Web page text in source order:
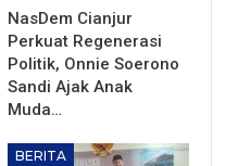
NasDem Cianjur
Perkuat Regenerasi
Politik, Onnie Soerono
Sandi Ajak Anak
Muda…
BERITA